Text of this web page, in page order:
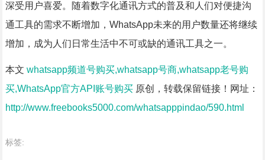
深受用户喜爱。随着数字化通讯方式的普及和人们对便捷沟
通工具的需求不断增加，WhatsApp未来的用户数量还将继续
增加，成为人们日常生活中不可或缺的通讯工具之一。
本文 whatsapp频道号购买,whatsapp号商,whatsapp老号购
买,WhatsApp官方API账号购买原创，转载保留链接！网址：
http://www.freebooks5000.com/whatsapppindao/590.html
标签: